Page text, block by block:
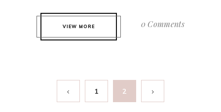
VIEW MORE 0 Comments
1 2